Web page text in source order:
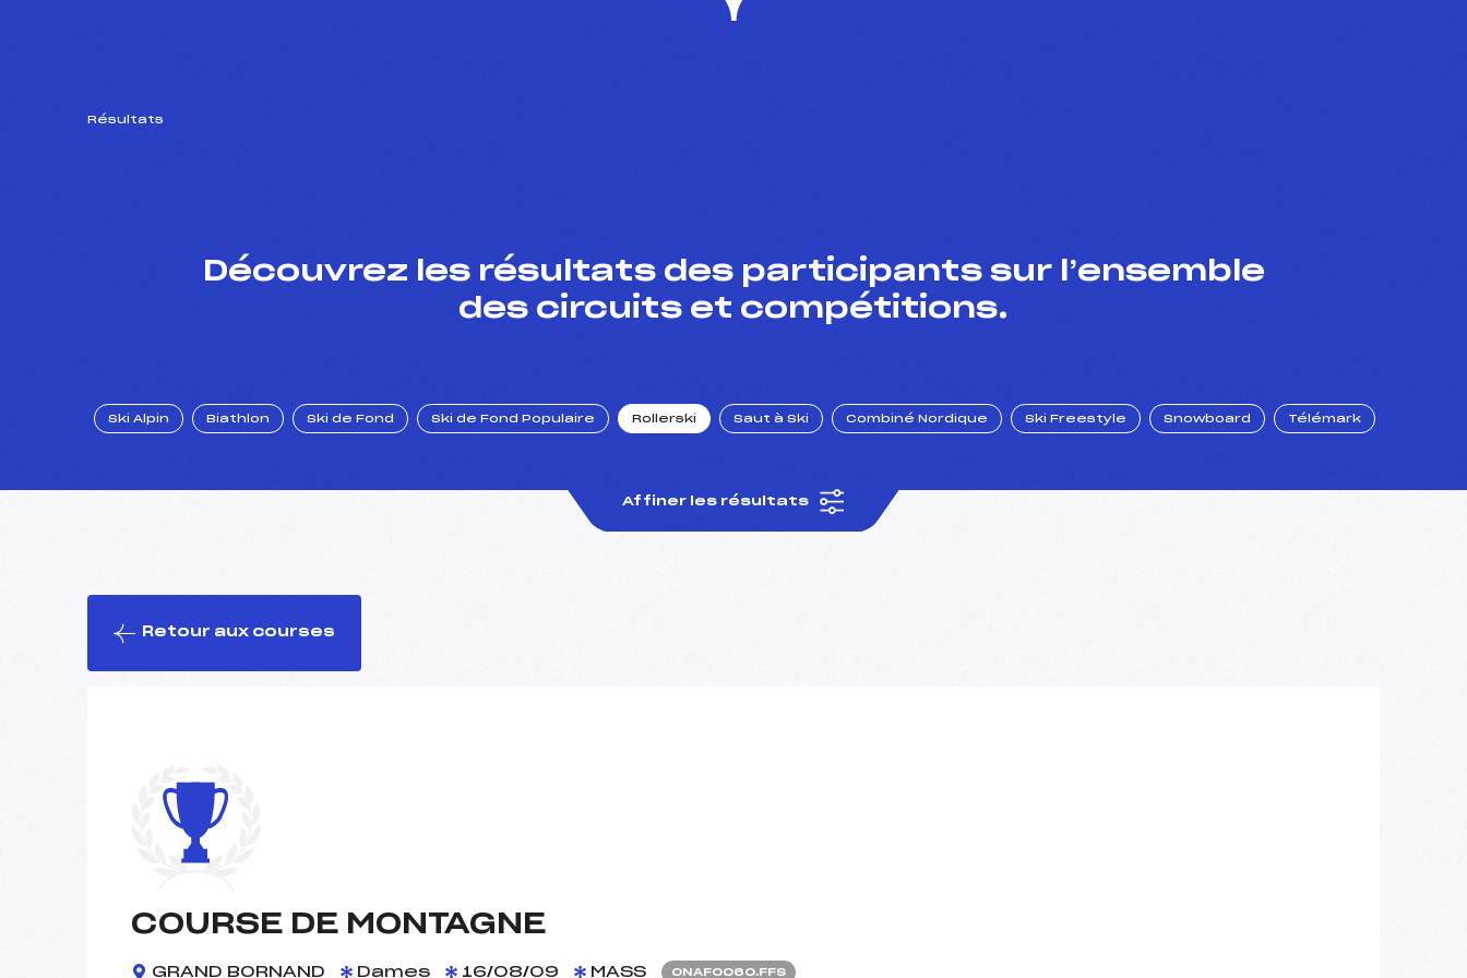
Résultats
Découvrez les résultats des participants sur l’ensemble
des circuits et compétitions.
Ski Alpin Biathlon Ski de Fond Ski de Fond Populaire Rollerski Saut à Ski Combiné Nordique Ski Freestyle Snowboard Télémark
Affiner les résultats
Retour aux courses
COURSE DE MONTAGNE
GRAND BORNAND Dames 16/08/09 MASS ONAF0060.FFS